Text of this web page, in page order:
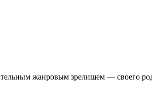
жанровым зрелищeм — своего